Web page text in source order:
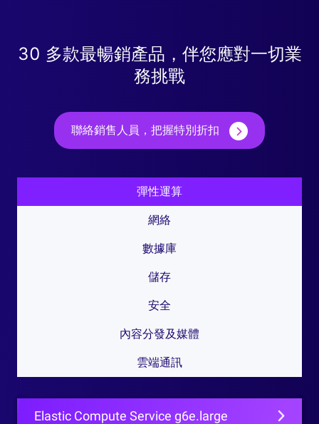
30 多款最暢銷產品，伴您應對一切業
務挑戰
聯絡銷售人員，把握特別折扣
彈性運算
網絡
數據庫
儲存
安全
內容分發及媒體
雲端通訊
Elastic Compute Service g6e.large